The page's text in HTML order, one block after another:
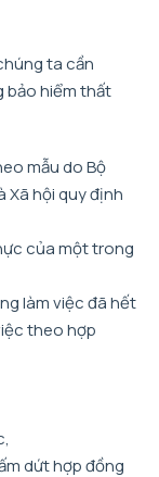
ta cần
bảo hiểm thất
mẫu do Bộ
Xã hội quy định
của một trong
làm việc đã hết
theo hợp
dứt hợp đồng